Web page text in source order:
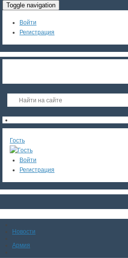
Toggle navigation
Войти
Регистрация
Гость
Войти
Регистрация
Новости
Армия